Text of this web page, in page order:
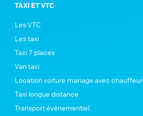
TAXI ET VTC
Les VTC
Les taxi
Taxi 7 places
Van taxi
Location voiture mariage avec chauffeur
Taxi longue distance
Transport événementiel